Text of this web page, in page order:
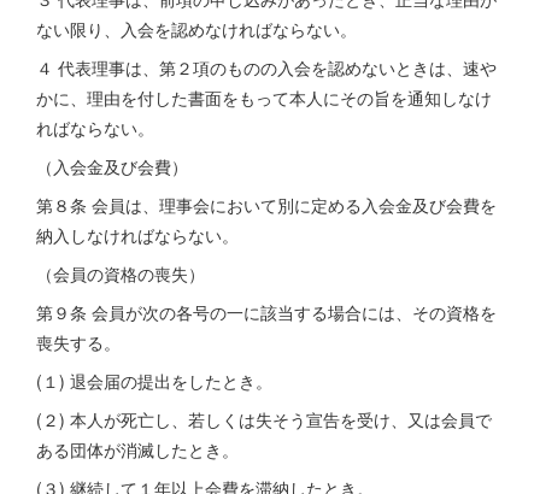
ない限り、入会を認めなければならない。
４ 代表理事は、第２項のものの入会を認めないときは、速や
かに、理由を付した書面をもって本人にその旨を通知しなけ
ればならない。
（入会金及び会費）
第８条 会員は、理事会において別に定める入会金及び会費を
納入しなければならない。
（会員の資格の喪失）
第９条 会員が次の各号の一に該当する場合には、その資格を
喪失する。
(１) 退会届の提出をしたとき。
(２) 本人が死亡し、若しくは失そう宣告を受け、又は会員で
ある団体が消滅したとき。
(３) 継続して１年以上会費を滞納したとき。